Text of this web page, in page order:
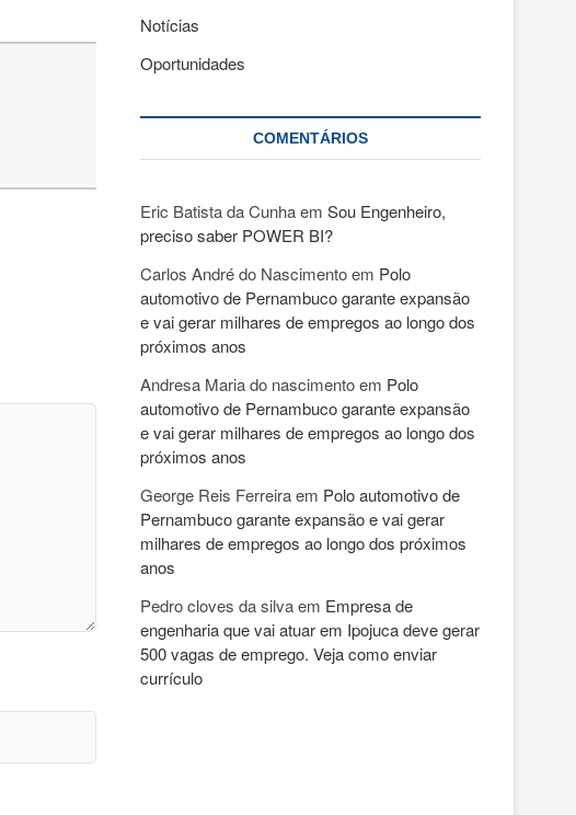
Notícias
Oportunidades
COMENTÁRIOS
Eric Batista da Cunhaem Sou Engenheiro,
preciso saber POWER BI?
Carlos André do Nascimentoem Polo
automotivo de Pernambuco garante expansão
e vai gerar milhares de empregos ao longo dos
próximos anos
Andresa Maria do nascimentoem Polo
automotivo de Pernambuco garante expansão
e vai gerar milhares de empregos ao longo dos
próximos anos
George Reis Ferreiraem Polo automotivo de
Pernambuco garante expansão e vai gerar
milhares de empregos ao longo dos próximos
anos
Pedro cloves da silvaem Empresa de
engenharia que vai atuar em Ipojuca deve gerar
500 vagas de emprego. Veja como enviar
currículo